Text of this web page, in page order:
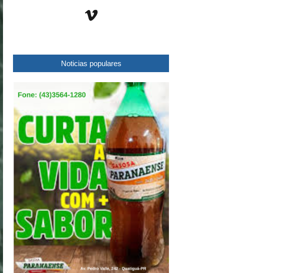
Noticias populares